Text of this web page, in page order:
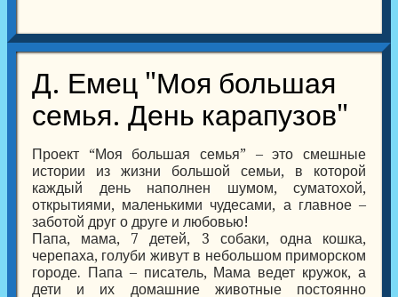
Д. Емец "Моя большая
семья. День карапузов"
Проект “Моя большая семья” – это смешные
истории из жизни большой семьи, в которой
каждый день наполнен шумом, суматохой,
открытиями, маленькими чудесами, а главное –
заботой друг о друге и любовью!
Папа, мама, 7 детей, 3 собаки, одна кошка,
черепаха, голуби живут в небольшом приморском
городе. Папа – писатель, Мама ведет кружок, а
дети и их домашние животные постоянно